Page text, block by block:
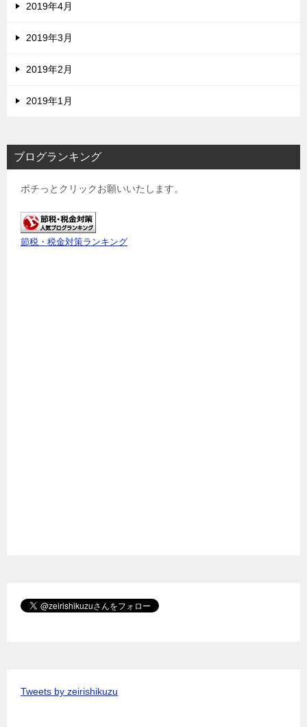
2019年4月
2019年3月
2019年2月
2019年1月
ブログランキング
ポチっとクリックお願いいたします。
節税・税金対策ランキング
Tweets by zeirishikuzu